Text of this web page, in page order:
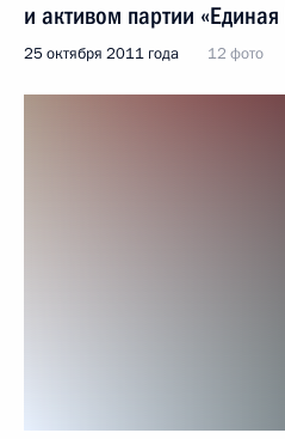
и активом партии «Единая
25 октября 2011 года 12 фото